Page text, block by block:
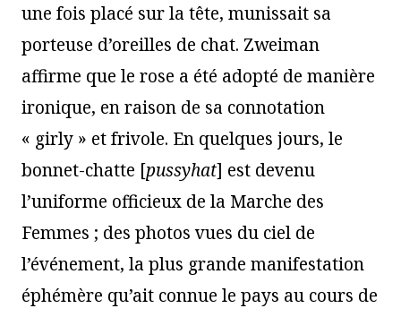
une fois placé sur la tête, munissait sa
porteuse d’oreilles de chat. Zweiman
affirme que le rose a été adopté de manière
ironique, en raison de sa connotation
« girly » et frivole. En quelques jours, le
bonnet-chatte [pussyhat] est devenu
l’uniforme officieux de la Marche des
Femmes ; des photos vues du ciel de
l’événement, la plus grande manifestation
éphémère qu’ait connue le pays au cours de